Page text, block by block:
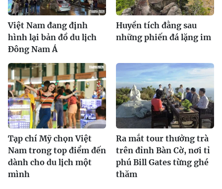
Việt Nam đang định
hình lại bản đồ du lịch
Đông Nam Á
Huyền tích đằng sau
những phiến đá lặng im
Tạp chí Mỹ chọn Việt
Nam trong top điểm đến
dành cho du lịch một
mình
Ra mắt tour thưởng trà
trên đỉnh Bàn Cờ, nơi tỉ
phú Bill Gates từng ghé
thăm